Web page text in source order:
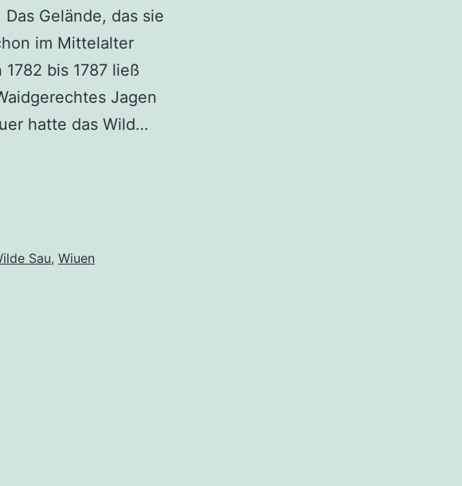
Gelände, das sie
im Mittelalter
bis 1787 ließ
Jagen
hatte das Wild…
Sau, Wiuen